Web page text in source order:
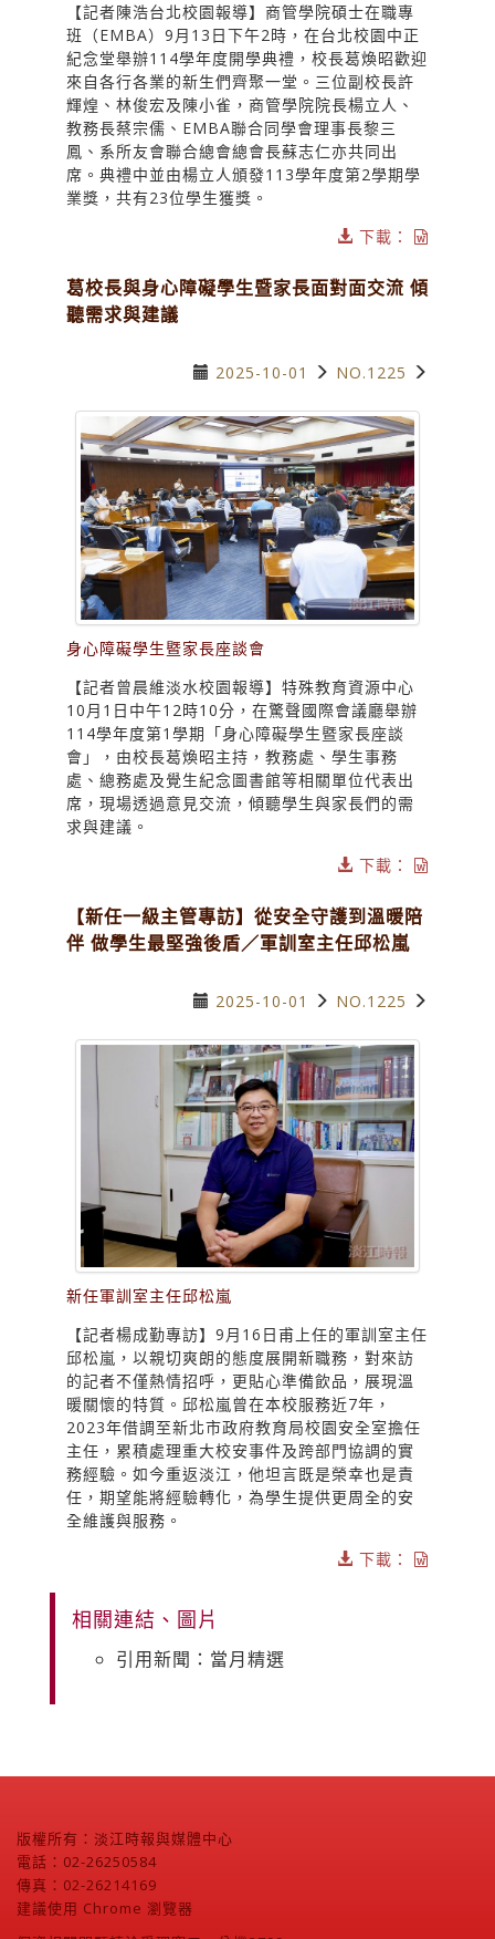
【記者陳浩台北校園報導】商管學院碩士在職專
班（EMBA）9月13日下午2時，在台北校園中正
紀念堂舉辦114學年度開學典禮，校長葛煥昭歡迎
來自各行各業的新生們齊聚一堂。三位副校長許
輝煌、林俊宏及陳小雀，商管學院院長楊立人、
教務長蔡宗儒、EMBA聯合同學會理事長黎三
鳳、系所友會聯合總會總會長蘇志仁亦共同出
席。典禮中並由楊立人頒發113學年度第2學期學
業獎，共有23位學生獲獎。
下載：
葛校長與身心障礙學生暨家長面對面交流 傾
聽需求與建議
2025-10-01 NO.1225
身心障礙學生暨家長座談會
【記者曾晨維淡水校園報導】特殊教育資源中心
10月1日中午12時10分，在驚聲國際會議廳舉辦
114學年度第1學期「身心障礙學生暨家長座談
會」，由校長葛煥昭主持，教務處、學生事務
處、總務處及覺生紀念圖書館等相關單位代表出
席，現場透過意見交流，傾聽學生與家長們的需
求與建議。
下載：
【新任一級主管專訪】從安全守護到溫暖陪
伴 做學生最堅強後盾／軍訓室主任邱松嵐
2025-10-01 NO.1225
新任軍訓室主任邱松嵐
【記者楊成勤專訪】9月16日甫上任的軍訓室主任
邱松嵐，以親切爽朗的態度展開新職務，對來訪
的記者不僅熱情招呼，更貼心準備飲品，展現溫
暖關懷的特質。邱松嵐曾在本校服務近7年，
2023年借調至新北市政府教育局校園安全室擔任
主任，累積處理重大校安事件及跨部門協調的實
務經驗。如今重返淡江，他坦言既是榮幸也是責
任，期望能將經驗轉化，為學生提供更周全的安
全維護與服務。
下載：
相關連結、圖片
引用新聞：當月精選
版權所有：淡江時報與媒體中心
電話：02-26250584
傳真：02-26214169
建議使用 Chrome 瀏覽器